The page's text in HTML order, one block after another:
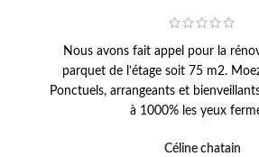
Nous avons fait appel pour la
parquet de l’étage soit 75 m2.
Ponctuels, arrangeants et
à 1000% les yeux
Céline chatain